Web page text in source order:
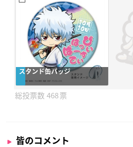
スタンド缶バッジ
468
皆のコメント